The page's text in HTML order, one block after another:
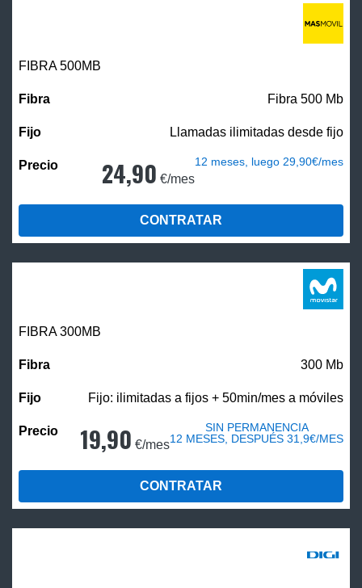
FIBRA500MB
Fibra 500 Mb
Llamadas ilimitadas desde fijo
24,90 €/mes
12 meses, luego 29,90€/mes
CONTRATAR
FIBRA 300MB
300 Mb
Fijo: ilimitadas a fijos + 50min/mes a móviles
19,90 €/mes
SIN PERMANENCIA
12 MESES, DESPUÉS 31,9€/MES
CONTRATAR